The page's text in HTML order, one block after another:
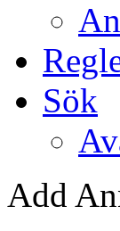
Sök
Add